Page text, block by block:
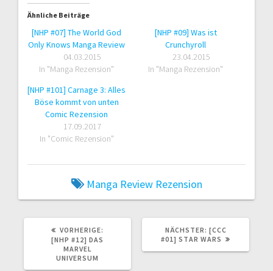
Ähnliche Beiträge
[NHP #07] The World God
Only Knows Manga Review
04.03.2015
In "Manga Rezension"
[NHP #09] Was ist
Crunchyroll
23.04.2015
In "Manga Rezension"
[NHP #101] Carnage 3: Alles
Böse kommt von unten
Comic Rezension
17.09.2017
In "Comic Rezension"
Manga Review Rezension
VORHERIGE:
[NHP #12] DAS
MARVEL
UNIVERSUM
NÄCHSTER: NÄCHSTER
BEITRAG:
[CCC
#01] STAR WARS